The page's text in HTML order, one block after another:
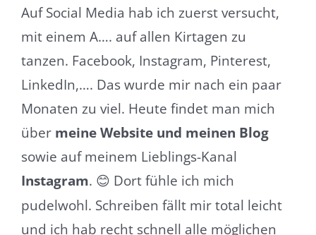
Auf Social Media hab ich zuerst versucht,
mit einem A…. auf allen Kirtagen zu
tanzen. Facebook, Instagram, Pinterest,
LinkedIn,…. Das wurde mir nach ein paar
Monaten zu viel. Heute findet man mich
über meine Website und meinen Blog
sowie auf meinem Lieblings-Kanal
Instagram. 😊 Dort fühle ich mich
pudelwohl. Schreiben fällt mir total leicht
und ich hab recht schnell alle möglichen